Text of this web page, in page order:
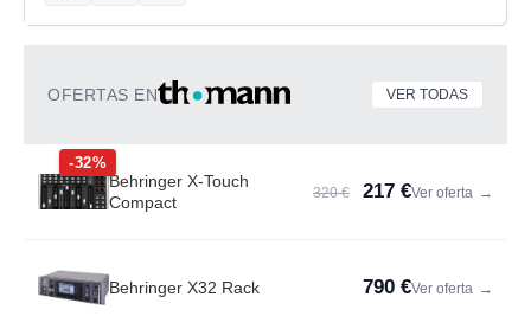
OFERTAS EN VER TODAS
-32%
Behringer X-Touch
Compact
320 € 217 €Ver oferta →
Behringer X32 Rack 790 €Ver oferta →